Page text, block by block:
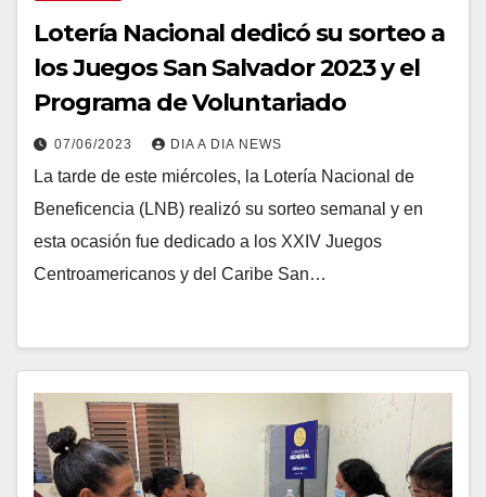
Lotería Nacional dedicó su sorteo a
los Juegos San Salvador 2023 y el
Programa de Voluntariado
07/06/2023 DIA A DIA NEWS
La tarde de este miércoles, la Lotería Nacional de
Beneficencia (LNB) realizó su sorteo semanal y en
esta ocasión fue dedicado a los XXIV Juegos
Centroamericanos y del Caribe San…